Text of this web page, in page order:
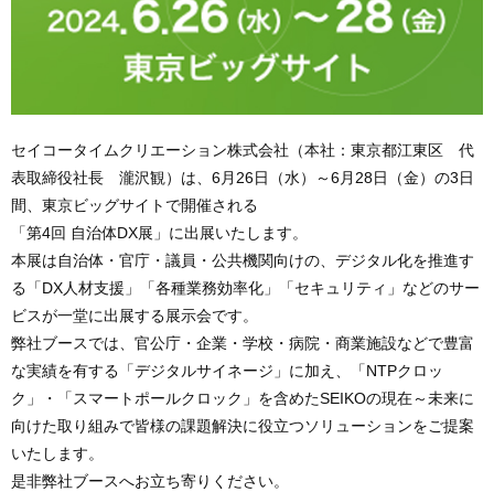
セイコータイムクリエーション株式会社（本社：東京都江東区 代
表取締役社長 瀧沢観）は、6月26日（水）～6月28日（金）の3日
間、東京ビッグサイトで開催される
「第4回 自治体DX展」に出展いたします。
本展は自治体・官庁・議員・公共機関向けの、デジタル化を推進す
る「DX人材支援」「各種業務効率化」「セキュリティ」などのサー
ビスが一堂に出展する展示会です。
弊社ブースでは、官公庁・企業・学校・病院・商業施設などで豊富
な実績を有する「デジタルサイネージ」に加え、「NTPクロッ
ク」・「スマートポールクロック」を含めたSEIKOの現在～未来に
向けた取り組みで皆様の課題解決に役立つソリューションをご提案
いたします。
是非弊社ブースへお立ち寄りください。